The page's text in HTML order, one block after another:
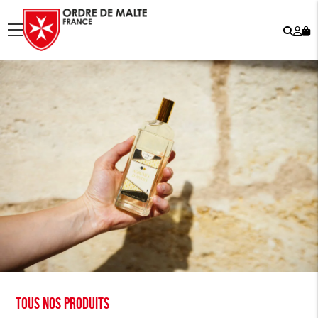
menu
Tous nos produits